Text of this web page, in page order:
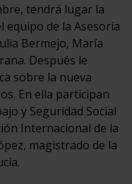
tendrá lugar la
equipo de la Asesoría
Bermejo, María
Después le
sobre la nueva
En ella participan
y Seguridad Social
Internacional de la
magistrado de la